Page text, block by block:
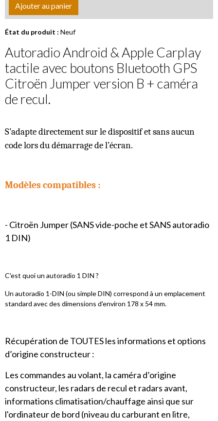
Ajouter au panier
État du produit : Neuf
Autoradio Android & Apple Carplay
tactile avec boutons Bluetooth GPS
Citroën Jumper version B + caméra
de recul.
S’adapte directement sur le dispositif et sans aucun
code lors du démarrage de l’écran.
Modèles compatibles :
- Citroën Jumper (SANS vide-poche et SANS autoradio
1 DIN)
C'est quoi un autoradio 1 DIN ?
Un autoradio 1-DIN (ou simple DIN) correspond à un emplacement
standard avec des dimensions d'environ 178 x 54 mm.
Récupération de TOUTES les informations et options
d’origine constructeur :
Les commandes au volant, la caméra d’origine
constructeur, les radars de recul et radars avant,
informations climatisation/chauffage ainsi que sur
l'ordinateur de bord (niveau du carburant en litre,